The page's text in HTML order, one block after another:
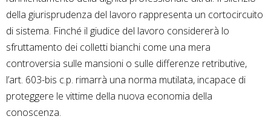
della giurisprudenza del lavoro rappresenta un cortocircuito
di sistema. Finché il giudice del lavoro considererà lo
sfruttamento dei colletti bianchi come una mera
controversia sulle mansioni o sulle differenze retributive,
l’art. 603-bis c.p. rimarrà una norma mutilata, incapace di
proteggere le vittime della nuova economia della
conoscenza.